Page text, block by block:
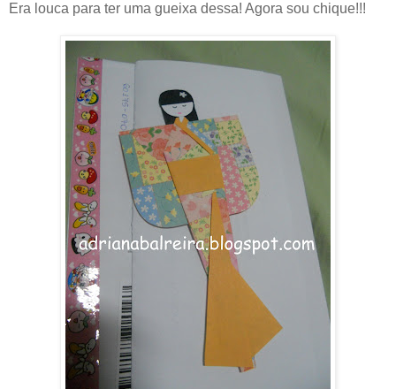
Era louca para ter uma gueixa dessa! Agora sou chique!!!